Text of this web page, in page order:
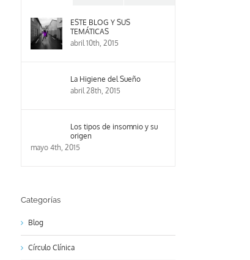
ESTE BLOG Y SUS
TEMÁTICAS
abril 10th, 2015
La Higiene del Sueño
abril 28th, 2015
Los tipos de insomnio y su
origen
mayo 4th, 2015
Categorías
Blog
Círculo Clínica